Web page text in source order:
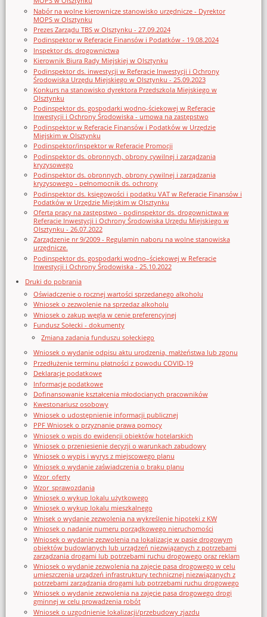
Nabór na wolne kierownicze stanowisko urzędnicze - Dyrektor
MOPS w Olsztynku
Prezes Zarządu TBS w Olsztynku - 27.09.2024
Podinspektor w Referacie Finansów i Podatków - 19.08.2024
Inspektor ds. drogownictwa
Kierownik Biura Rady Miejskiej w Olsztynku
Podinspektor ds. inwestycji w Referacie Inwestycji i Ochrony
Środowiska Urzędu Miejskiego w Olsztynku - 25.09.2023
Konkurs na stanowisko dyrektora Przedszkola Miejskiego w
Olsztynku
Podinspektor ds. gospodarki wodno-ściekowej w Referacie
Inwestycji i Ochrony Środowiska - umowa na zastępstwo
Podinspektor w Referacie Finansów i Podatków w Urzędzie
Miejskim w Olsztynku
Podinspektor/inspektor w Referacie Promocji
Podinspektor ds. obronnych, obrony cywilnej i zarządzania
kryzysowego
Podinspektor ds. obronnych, obrony cywilnej i zarządzania
kryzysowego - pełnomocnik ds. ochrony
Podinspektor ds. księgowości i podatku VAT w Referacie Finansów i
Podatków w Urzędzie Miejskim w Olsztynku
Oferta pracy na zastępstwo - podinspektor ds. drogownictwa w
Referacie Inwestycji i Ochrony Środowiska Urzędu Miejskiego w
Olsztynku - 26.07.2022
Zarządzenie nr 9/2009 - Regulamin naboru na wolne stanowiska
urzędnicze.
Podinspektor ds. gospodarki wodno–ściekowej w Referacie
Inwestycji i Ochrony Środowiska - 25.10.2022
Druki do pobrania
Oświadczenie o rocznej wartości sprzedanego alkoholu
Wniosek o zezwolenie na sprzedaz alkoholu
Wniosek o zakup węgla w cenie preferencyjnej
Fundusz Sołecki - dokumenty
Zmiana zadania funduszu sołeckiego
Wniosek o wydanie odpisu aktu urodzenia, małżeństwa lub zgonu
Przedłużenie terminu płatności z powodu COVID-19
Deklaracje podatkowe
Informacje podatkowe
Dofinansowanie kształcenia młodocianych pracowników
Kwestonariusz osobowy
Wniosek o udostępnienie informacji publicznej
PPF Wniosek o przyznanie prawa pomocy
Wniosek o wpis do ewidencji obiektów hotelarskich
Wniosek o przeniesienie decyzji o warunkach zabudowy
Wniosek o wypis i wyrys z miejscowego planu
Wniosek o wydanie zaświadczenia o braku planu
Wzor_oferty
Wzor_sprawozdania
Wniosek o wykup lokalu użytkowego
Wniosek o wykup lokalu mieszkalnego
Wnisek o wydanie zezwolenia na wykreślenie hipoteki z KW
Wniosek o nadanie numeru porządkowego nieruchomości
Wniosek o wydanie zezwolenia na lokalizację w pasie drogowym
obiektów budowlanych lub urządzeń niezwiązanych z potrzebami
zarządzania drogami lub potrzebami ruchu drogowego oraz reklam
Wniosek o wydanie zezwolenia na zajęcie pasa drogowego w celu
umieszczenia urządzeń infrastruktury technicznej niezwiązanych z
potrzebami zarządzania drogami lub potrzebami ruchu drogowego
Wniosek o wydanie zezwolenia na zajęcie pasa drogowego drogi
gminnej w celu prowadzenia robót
Wniosek o uzgodnienie lokalizacji/przebudowy zjazdu